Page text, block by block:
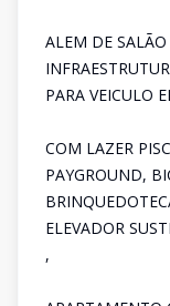
ALEM DE SALÃO
PARA VEICULO
COM LAZER
PAYGROUND,
ELEVADOR
,